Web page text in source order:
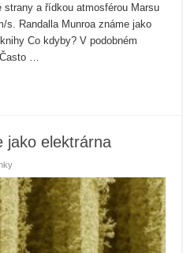
a řídkou atmosférou Marsu
s. Randalla Munroa známe jako
Co kdyby? V podobném
…
jako elektrárna